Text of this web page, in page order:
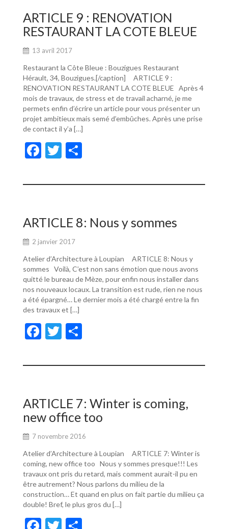
o
o
k
er
ARTICLE 9 : RENOVATION
RESTAURANT LA COTE BLEUE
13 avril 2017
Restaurant la Côte Bleue : Bouzigues Restaurant
Hérault, 34, Bouzigues.[/caption] ARTICLE 9 :
RENOVATION RESTAURANT LA COTE BLEUE Après 4
mois de travaux, de stress et de travail acharné, je me
permets enfin d’écrire un article pour vous présenter un
projet ambitieux mais semé d’embûches. Après une prise
de contact il y’a […]
F
e
o
o
k
T
itt ta
er
ARTICLE 8: Nous y sommes
2 janvier 2017
Atelier d’Architecture à Loupian ARTICLE 8: Nous y
sommes Voilà, C’est non sans émotion que nous avons
quitté le bureau de Mèze, pour enfin nous installer dans
nos nouveaux locaux. La transition est rude, rien ne nous
a été épargné… Le dernier mois a été chargé entre la fin
des travaux et […]
F
e
o
o
k
T
itt ta
er
ARTICLE 7: Winter is coming,
new office too
7 novembre 2016
Atelier d’Architecture à Loupian ARTICLE 7: Winter is
coming, new office too Nous y sommes presque!!! Les
travaux ont pris du retard, mais comment aurait-il pu en
être autrement? Nous parlons du milieu de la
construction… Et quand en plus on fait partie du milieu ça
double! Bref, le plus gros du […]